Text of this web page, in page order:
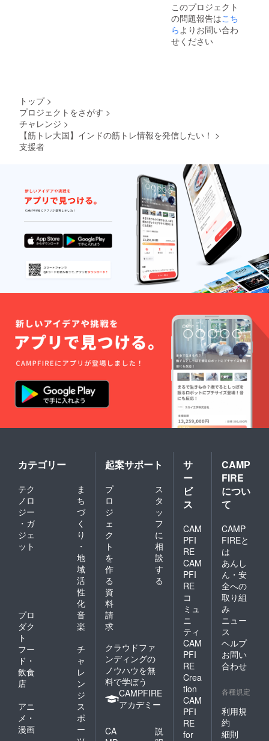
谷町店
https://t
abelog.
com/to
備考欄
の日に
ちをご
記入く
ださ
い。 ※
いずれ
も11：
55くら
いに店
の前で
集合す
る形に
なりま
す。
※YOUT
UBEで
のお名
前の記
載に関
せてい
りま
す。
動画の
コメン
ト欄に
公開さ
せてい
このプロジェクト
の問題報告はこち
らよりお問い合わ
せください
トップ >
プロジェクトをさがす >
チャレンジ >
【筋トレ大国】インドの筋トレ情報を発信したい！ >
支援者
カテゴリー
テク
ノロ
ジー
・ガ
ジェ
ット
ま
ち
づ
く
り
・
地
域
活
性
化
プロ
ダク
ト
音
楽
フー
ド・
飲食
店
チ
ャ
レ
ン
ジ
アニ
メ・
漫画
ス
ポ
ー
起案サポート
プ
ロ
ジ
ェ
ク
ト
を
作
る
ス
タ
ッ
フ
に
相
談
す
る
資
料
請
求
クラウドファ
ンディングの
ノウハウを無
料で学ぼう
CAMPFIRE
アカデミー
CA
説
サ
ー
ビ
ス
CAM
PFI
RE
CAM
PFI
RE
コ
ミュ
ニ
ティ
CAM
PFI
RE
Crea
tion
CAM
PFI
RE
for
CAMP
FIRE
につい
て
CAMP
FIREと
は
あんし
ん・安
全への
取り組
み
ニュー
ス
ヘルプ
お問い
合わせ
各種規定
利用規
約
細則